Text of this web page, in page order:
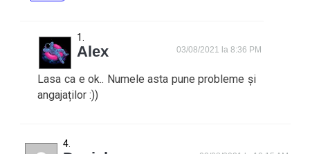
Alex 03/08/2021 la 8:36 PM
Lasa ca e ok.. Numele asta pune probleme și
angajaților :))